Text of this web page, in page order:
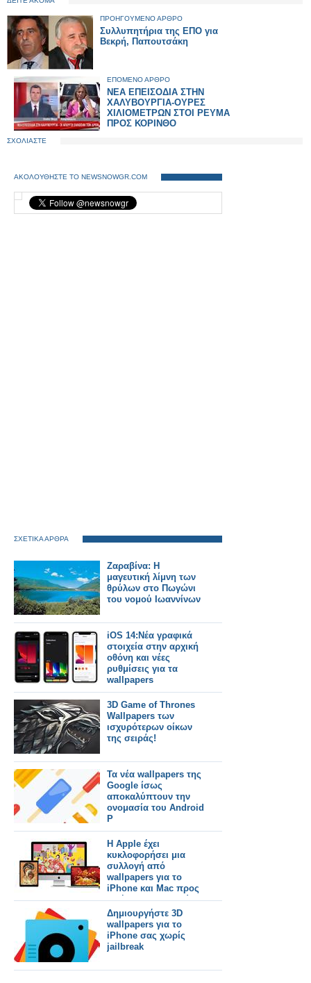
ΠΡΟΗΓΟΥΜΕΝΟ ΑΡΘΡΟ
Συλλυπητήρια της ΕΠΟ για
Βεκρή, Παπουτσάκη
ΕΠΟΜΕΝΟ ΑΡΘΡΟ
NEA ΕΠΕΙΣΟΔΙΑ ΣΤΗΝ
ΧΑΛΥΒΟΥΡΓΙΑ-ΟΥΡΕΣ
ΧΙΛΙΟΜΕΤΡΩΝ ΣΤΟΙ ΡΕΥΜΑ
ΠΡΟΣ ΚΟΡΙΝΘΟ
ΣΧΟΛΙΑΣΤΕ
ΑΚΟΛΟΥΘΗΣΤΕ ΤΟ NEWSNOWGR.COM
ΣΧΕΤΙΚΑ ΑΡΘΡΑ
Ζαραβίνα: Η
μαγευτική λίμνη των
θρύλων στο Πωγώνι
του νομού Ιωαννίνων
iOS 14:Νέα γραφικά
στοιχεία στην αρχική
οθόνη και νέες
ρυθμίσεις για τα
wallpapers
3D Game of Thrones
Wallpapers των
ισχυρότερων οίκων
της σειράς!
Τα νέα wallpapers της
Google ίσως
αποκαλύπτουν την
ονομασία του Android
P
Η Apple έχει
κυκλοφορήσει μια
συλλογή από
wallpapers για το
iPhone και Mac προς
τιμήν του κινεζικού
Νέου Έτους
Δημιουργήστε 3D
wallpapers για το
iPhone σας χωρίς
jailbreak